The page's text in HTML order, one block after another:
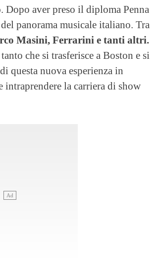
aver preso il diploma Penna
panorama musicale italiano. Tra
Masini, Ferrarini e tanti altri.
che si trasferisce a Boston e si
questa nuova esperienza in
intraprendere la carriera di show